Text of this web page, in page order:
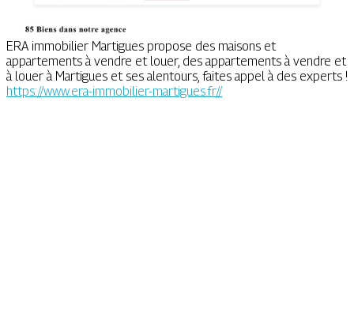
ERA immobilier Martigues propose des maisons et
appartements à vendre et louer, des appartements à vendre et
à louer à Martigues et ses alentours, faites appel à des experts !
https://www.era-immobilier-martigues.fr//